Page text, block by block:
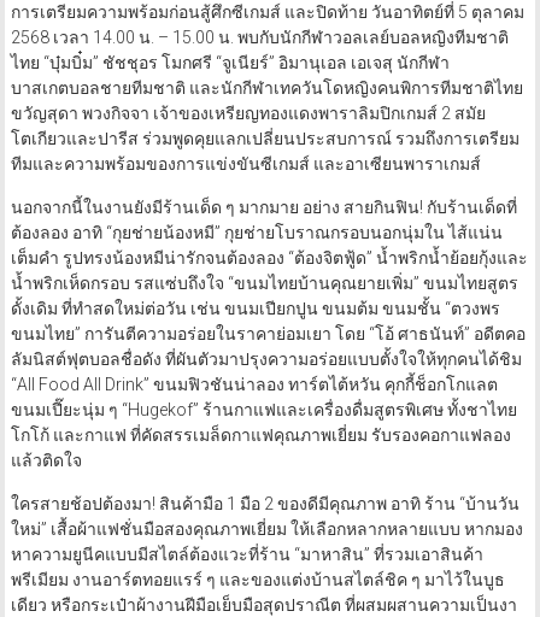
การเตรียมความพร้อมก่อนสู้ศึกซีเกมส์ และปิดท้าย วันอาทิตย์ที่ 5 ตุลาคม
2568 เวลา 14.00 น. – 15.00 น. พบกับนักกีฬาวอลเลย์บอลหญิงทีมชาติ
ไทย “บุ๋มบิ๋ม” ชัชชุอร โมกศรี “จูเนียร์” อิมานุเอล เอเจสุ นักกีฬา
บาสเกตบอลชายทีมชาติ และนักกีฬาเทควันโดหญิงคนพิการทีมชาติไทย
ขวัญสุดา พวงกิจจา เจ้าของเหรียญทองแดงพาราลิมปิกเกมส์ 2 สมัย
โตเกียวและปารีส ร่วมพูดคุยแลกเปลี่ยนประสบการณ์ รวมถึงการเตรียม
ทีมและความพร้อมของการแข่งขันซีเกมส์ และอาเซียนพาราเกมส์
นอกจากนี้ในงานยังมีร้านเด็ด ๆ มากมาย อย่าง สายกินฟิน! กับร้านเด็ดที่
ต้องลอง อาทิ “กุยช่ายน้องหมี” กุยช่ายโบราณกรอบนอกนุ่มใน ไส้แน่น
เต็มคำ รูปทรงน้องหมีน่ารักจนต้องลอง “ต้องจิตฟู้ด” น้ำพริกน้ำย้อยกุ้งและ
น้ำพริกเห็ดกรอบ รสแซ่บถึงใจ “ขนมไทยบ้านคุณยายเพิ่ม” ขนมไทยสูตร
ดั้งเดิม ที่ทำสดใหม่ต่อวัน เช่น ขนมเปียกปูน ขนมต้ม ขนมชั้น “ตวงพร
ขนมไทย” การันตีความอร่อยในราคาย่อมเยา โดย “โอ้ ศาธนันท์” อดีตคอ
ลัมนิสต์ฟุตบอลชื่อดัง ที่ผันตัวมาปรุงความอร่อยแบบตั้งใจให้ทุกคนได้ชิม
“All Food All Drink” ขนมฟิวชันน่าลอง ทาร์ตไต้หวัน คุกกี้ช็อกโกแลต
ขนมเปี๊ยะนุ่ม ๆ “Hugekof” ร้านกาแฟและเครื่องดื่มสูตรพิเศษ ทั้งชาไทย
โกโก้ และกาแฟ ที่คัดสรรเมล็ดกาแฟคุณภาพเยี่ยม รับรองคอกาแฟลอง
แล้วติดใจ
ใครสายช้อปต้องมา! สินค้ามือ 1 มือ 2 ของดีมีคุณภาพ อาทิ ร้าน “บ้านวัน
ใหม่” เสื้อผ้าแฟชั่นมือสองคุณภาพเยี่ยม ให้เลือกหลากหลายแบบ หากมอง
หาความยูนีคแบบมีสไตล์ต้องแวะที่ร้าน “มาหาสิน” ที่รวมเอาสินค้า
พรีเมียม งานอาร์ตทอยแรร์ ๆ และของแต่งบ้านสไตล์ชิค ๆ มาไว้ในบูธ
เดียว หรือกระเป๋าผ้างานฝีมือเย็บมือสุดปราณีต ที่ผสมผสานความเป็นงา